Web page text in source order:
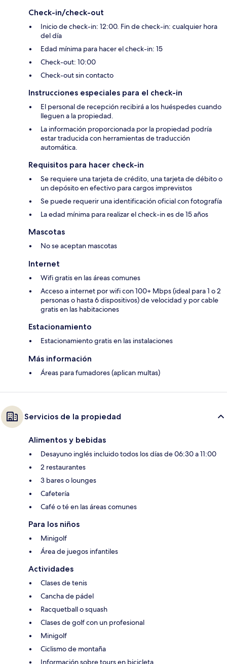
Check-in/check-out
Inicio de check-in: 12:00. Fin de check-in: cualquier hora
del día
Edad mínima para hacer el check-in: 15
Check-out: 10:00
Check-out sin contacto
Instrucciones especiales para el check-in
El personal de recepción recibirá a los huéspedes cuando
lleguen a la propiedad.
La información proporcionada por la propiedad podría
estar traducida con herramientas de traducción
automática.
Requisitos para hacer check-in
Se requiere una tarjeta de crédito, una tarjeta de débito o
un depósito en efectivo para cargos imprevistos
Se puede requerir una identificación oficial con fotografía
La edad mínima para realizar el check-in es de 15 años
Mascotas
No se aceptan mascotas
Internet
Wifi gratis en las áreas comunes
Acceso a internet por wifi con 100+ Mbps (ideal para 1 o 2
personas o hasta 6 dispositivos) de velocidad y por cable
gratis en las habitaciones
Estacionamiento
Estacionamiento gratis en las instalaciones
Más información
Áreas para fumadores (aplican multas)
Servicios de la propiedad
Alimentos y bebidas
Desayuno inglés incluido todos los días de 06:30 a 11:00
2 restaurantes
3 bares o lounges
Cafetería
Café o té en las áreas comunes
Para los niños
Minigolf
Área de juegos infantiles
Actividades
Clases de tenis
Cancha de pádel
Racquetball o squash
Clases de golf con un profesional
Minigolf
Ciclismo de montaña
Información sobre tours en bicicleta